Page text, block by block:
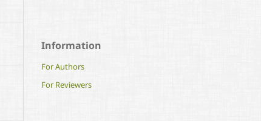
Information
For Authors
For Reviewers